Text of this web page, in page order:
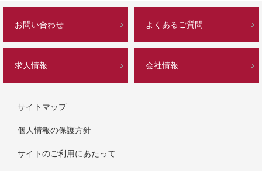
お問い合わせ よくあるご質問
求人情報 会社情報
サイトマップ
個人情報の保護方針
サイトのご利用にあたって